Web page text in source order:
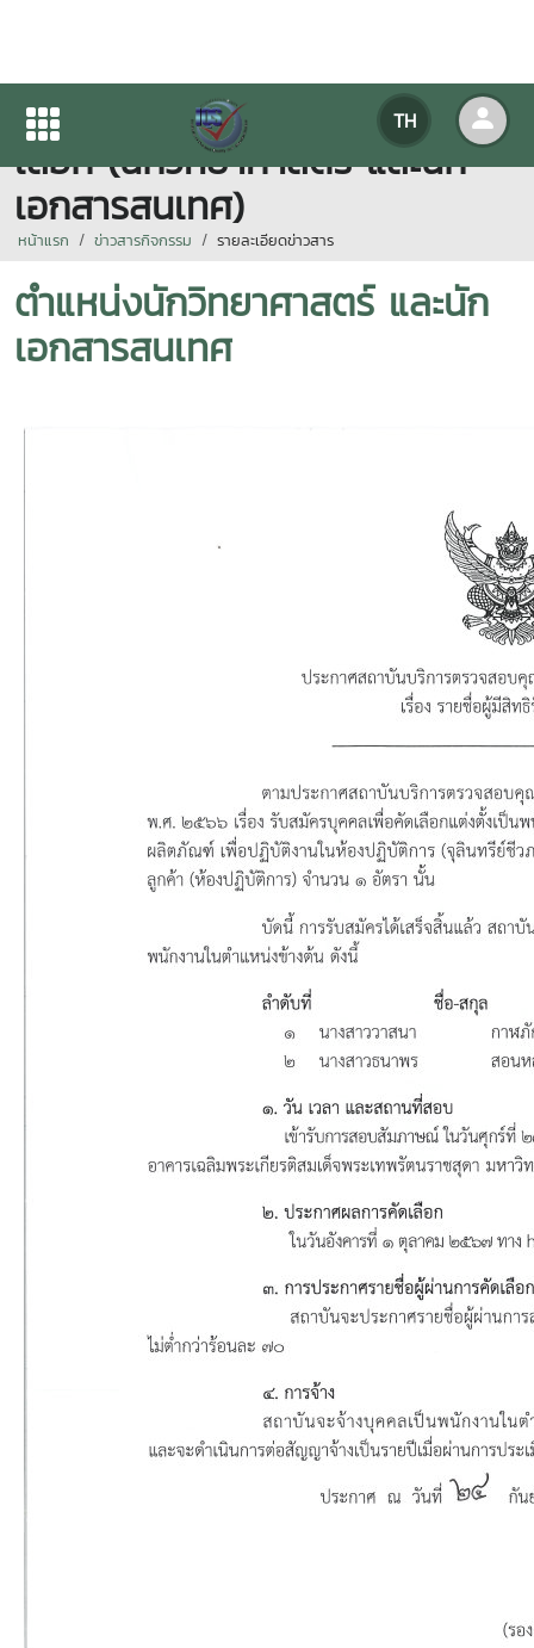
TH
ประกาศรายชื่อผู้มีสิทธิรับการคัด
เลือก (นักวิทยาศาสตร์ และนัก
เอกสารสนเทศ)
หน้าแรก ข่าวสารกิจกรรม รายละเอียดข่าวสาร
ตำแหน่งนักวิทยาศาสตร์ และนัก
เอกสารสนเทศ